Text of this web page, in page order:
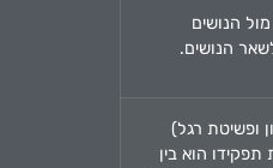
הנושים
הנושים.
ופשיטת רגל)
הוא בין